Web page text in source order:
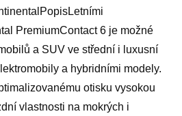
PremiumContact 6 je možné
a SUV ve střední i luxusní
a hybridními modely.
otisku vysokou
vlastnosti na mokrých i